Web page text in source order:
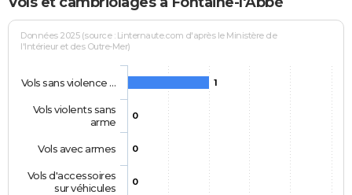
Données 2025 (source : Linternaute.com d'après le Ministère de
l'Intérieur et des Outre-Mer)
1
0
0
0
Vols sans violence …
Vols violents sans
arme
Vols avec armes
Vols d'accessoires
sur véhicules